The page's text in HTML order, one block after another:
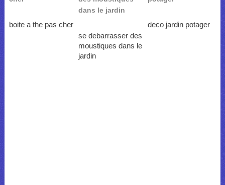
boite a the pas cher
se debarrasser des
moustiques dans le
jardin
deco jardin potager